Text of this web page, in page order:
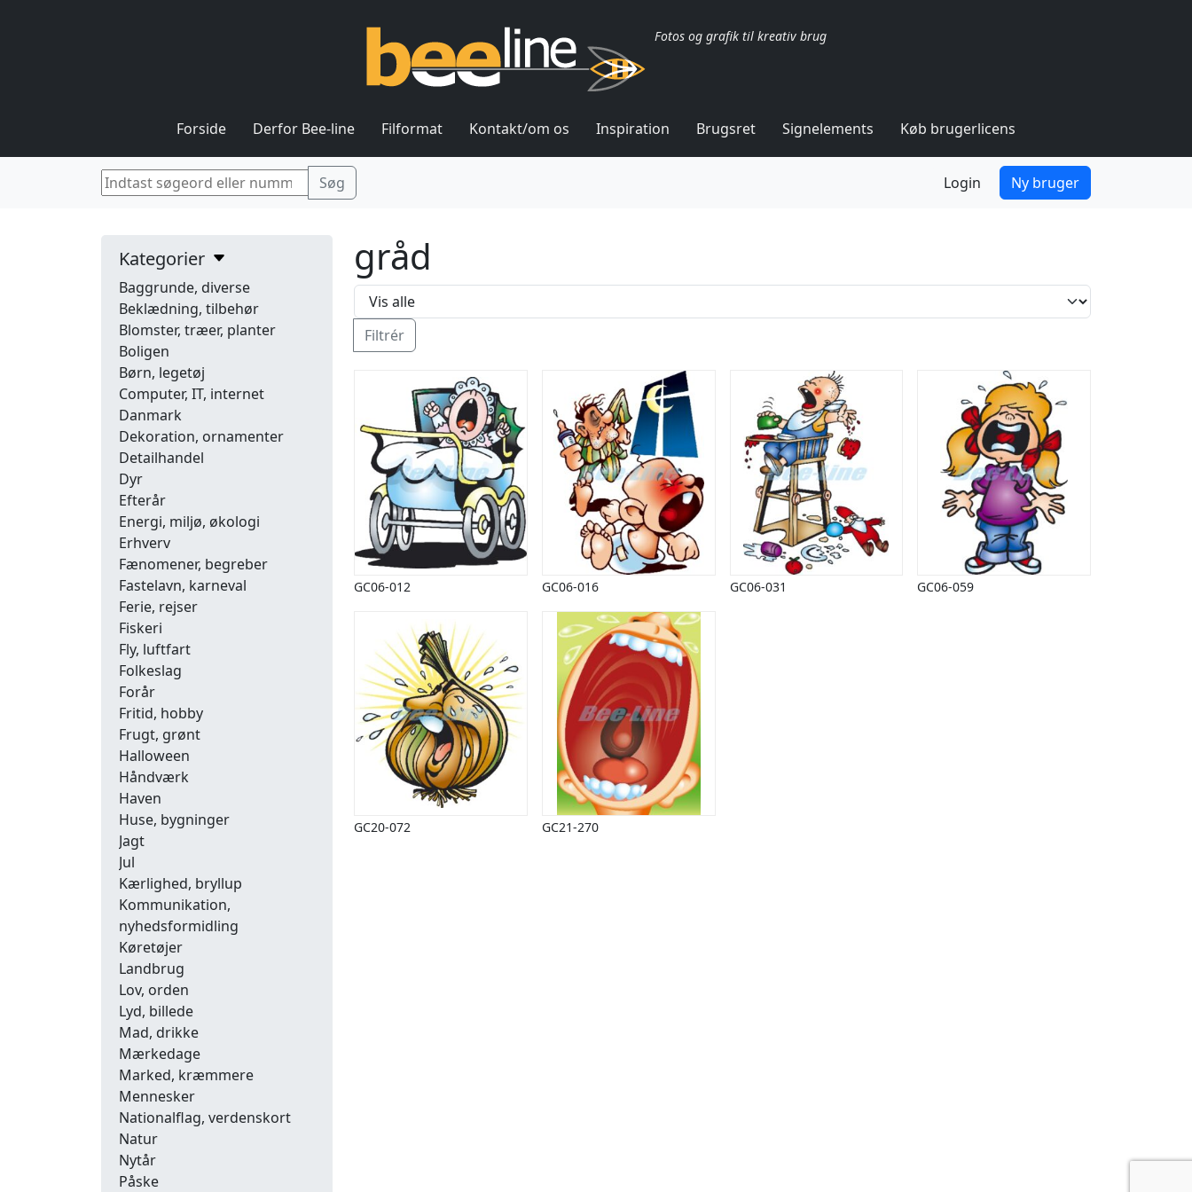
Fotos og grafik til kreativ brug
Forside Derfor Bee-line Filformat Kontakt/om os Inspiration Brugsret Signelements Køb brugerlicens
Login Ny bruger
Kategorier
Baggrunde, diverse
Beklædning, tilbehør
Blomster, træer, planter
Boligen
Børn, legetøj
Computer, IT, internet
Danmark
Dekoration, ornamenter
Detailhandel
Dyr
Efterår
Energi, miljø, økologi
Erhverv
Fænomener, begreber
Fastelavn, karneval
Ferie, rejser
Fiskeri
Fly, luftfart
Folkeslag
Forår
Fritid, hobby
Frugt, grønt
Halloween
Håndværk
Haven
Huse, bygninger
Jagt
Jul
Kærlighed, bryllup
Kommunikation,
nyhedsformidling
Køretøjer
Landbrug
Lov, orden
Lyd, billede
Mad, drikke
Mærkedage
Marked, kræmmere
Mennesker
Nationalflag, verdenskort
Natur
Nytår
Påske
gråd
Filtrér
GC06-012 GC06-016 GC06-031 GC06-059
GC20-072 GC21-270